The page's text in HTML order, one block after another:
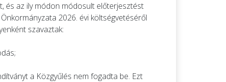
és az ily módon módosult előterjesztést
2026. évi költségvetéséről
szavaztak:
a Közgyűlés nem fogadta be. Ezt